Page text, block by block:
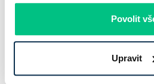
Povolit
Upravit
Recenze - hypoteční
Filip Křivánek, klient: